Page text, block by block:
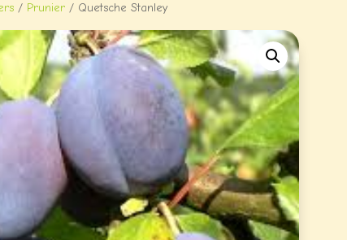
/ Prunier / Quetsche Stanley